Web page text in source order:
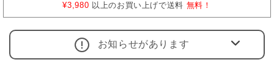
¥3,980 以上のお買い上げで送料 無料！
お知らせがあります